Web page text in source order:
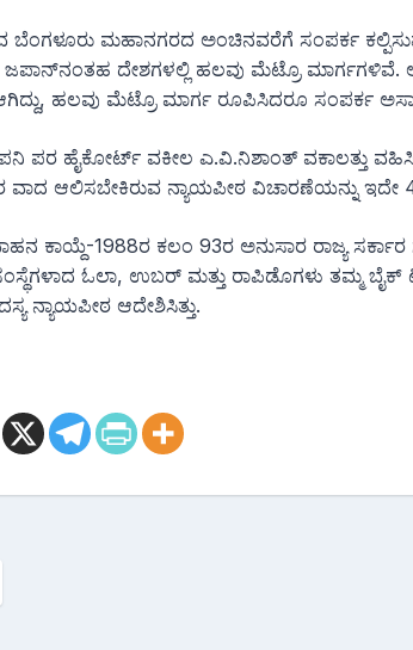
ಬೆಂಗಳೂರು ಮಹಾನಗರದ ಅಂಚಿನವರೆಗೆ ಸಂಪರ್ಕ
ದೇಶಗಳಲ್ಲಿ ಹಲವು ಮೆಟ್ರೊ ಮಾರ್ಗಗಳಿವೆ.
ಹಲವು ಮೆಟ್ರೊ ಮಾರ್ಗ ರೂಪಿಸಿದರೂ ಸಂಪರ್ಕ
ಪರ ಹೈಕೋರ್ಟ್ ವಕೀಲ ಎ.ವಿ.ನಿಶಾಂತ್ ವಕಾಲತ್ತು
ವಾದ ಆಲಿಸಬೇಕಿರುವ ನ್ಯಾಯಪೀಠ ವಿಚಾರಣೆಯನ್ನು ಇದೇ
ಕಾಯ್ದೆ-1988ರ ಕಲಂ 93ರ ಅನುಸಾರ ರಾಜ್ಯ
ಓಲಾ, ಉಬ‌ರ್ ಮತ್ತು ರಾಪಿಡೊಗಳು ತಮ್ಮ ಬೈಕ್
ನ್ಯಾಯಪೀಠ ಆದೇಶಿಸಿತ್ತು.